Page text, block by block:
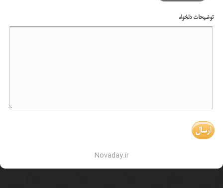
توضیحات دلخواه
Novaday.ir